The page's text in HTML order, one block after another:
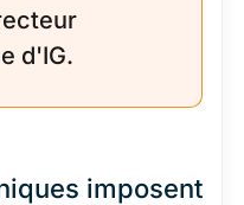
d'IG.
imposent